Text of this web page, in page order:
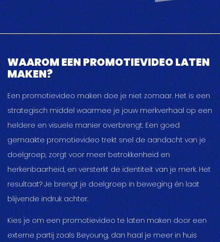
WAAROM EEN PROMOTIEVIDEO LATEN
MAKEN?
Een promotievideo maken doe je niet zomaar. Het is een
strategisch middel waarmee je jouw merkverhaal op een
heldere en visuele manier overbrengt. Een goed
gemaakte promotievideo trekt snel de aandacht van je
doelgroep, zorgt voor meer betrokkenheid en
herkenbaarheid, en versterkt de identiteit van je merk. Het
resultaat? Je brengt je doelgroep in beweging én laat
blijvende indruk achter.
Kies je om een promotievideo te laten maken door een
externe partij zoals Beyoung, dan haal je meer in huis